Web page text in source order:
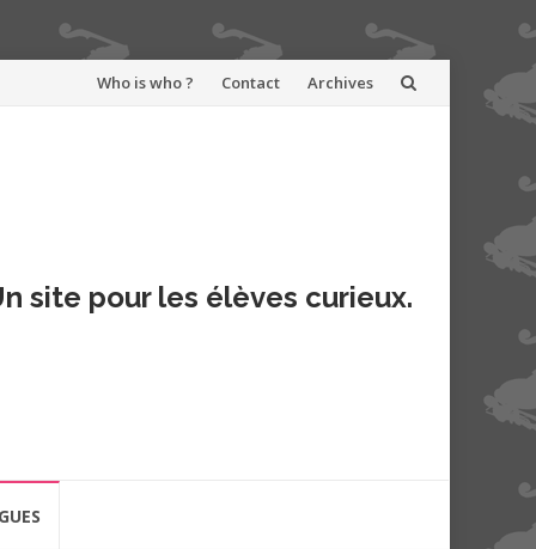
Aller
Who is who ? Contact Archives
site pour les élèves curieux.